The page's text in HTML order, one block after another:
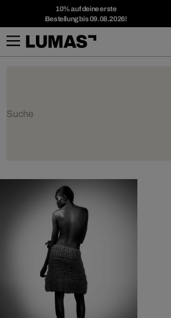
10% auf deine erste
Bestellung bis 09.08.2026!